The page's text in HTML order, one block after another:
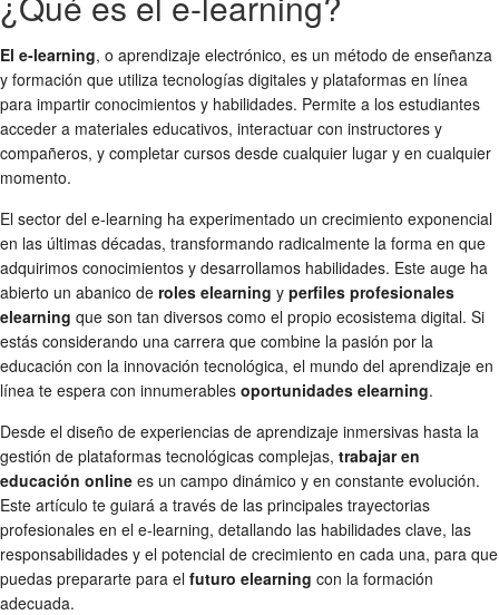
El e-learning, o aprendizaje electrónico, es un método de enseñanza
y formación que utiliza tecnologías digitales y plataformas en línea
para impartir conocimientos y habilidades. Permite a los estudiantes
acceder a materiales educativos, interactuar con instructores y
compañeros, y completar cursos desde cualquier lugar y en cualquier
momento.
El sector del e-learning ha experimentado un crecimiento exponencial
en las últimas décadas, transformando radicalmente la forma en que
adquirimos conocimientos y desarrollamos habilidades. Este auge ha
abierto un abanico de roles elearning y perfiles profesionales
elearning que son tan diversos como el propio ecosistema digital. Si
estás considerando una carrera que combine la pasión por la
educación con la innovación tecnológica, el mundo del aprendizaje en
línea te espera con innumerables oportunidades elearning.
Desde el diseño de experiencias de aprendizaje inmersivas hasta la
gestión de plataformas tecnológicas complejas, trabajar en
educación online es un campo dinámico y en constante evolución.
Este artículo te guiará a través de las principales trayectorias
profesionales en el e-learning, detallando las habilidades clave, las
responsabilidades y el potencial de crecimiento en cada una, para que
puedas prepararte para el futuro elearning con la formación
adecuada.